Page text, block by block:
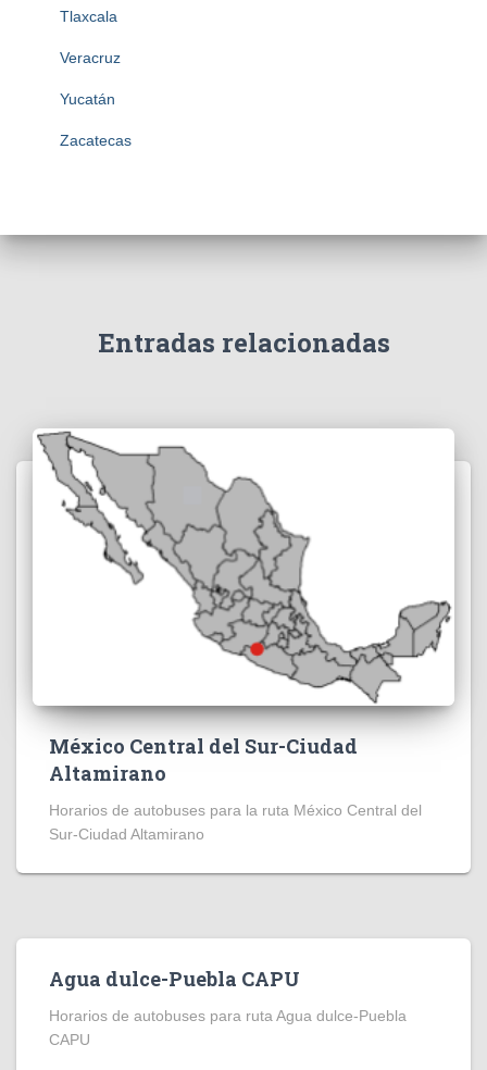
Tlaxcala
Veracruz
Yucatán
Zacatecas
Entradas relacionadas
México Central del Sur-Ciudad
Altamirano
Horarios de autobuses para la ruta México Central del
Sur-Ciudad Altamirano
Agua dulce-Puebla CAPU
Horarios de autobuses para ruta Agua dulce-Puebla
CAPU